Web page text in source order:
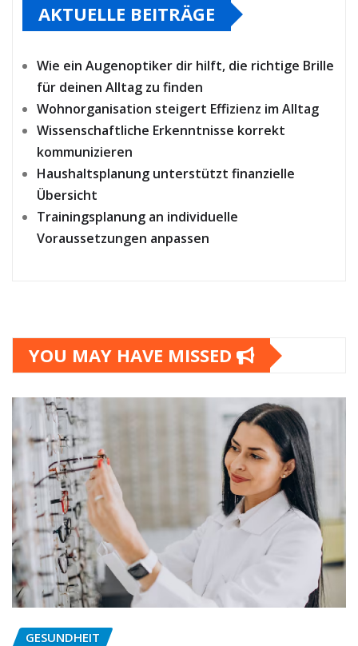
AKTUELLE BEITRÄGE
Wie ein Augenoptiker dir hilft, die richtige Brille
für deinen Alltag zu finden
Wohnorganisation steigert Effizienz im Alltag
Wissenschaftliche Erkenntnisse korrekt
kommunizieren
Haushaltsplanung unterstützt finanzielle
Übersicht
Trainingsplanung an individuelle
Voraussetzungen anpassen
YOU MAY HAVE MISSED
GESUNDHEIT